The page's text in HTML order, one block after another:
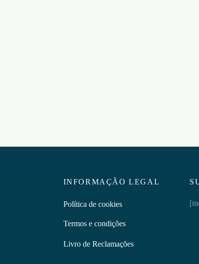
INFORMAÇÃO LEGAL
Política de cookies
Termos e condições
Livro de Reclamações